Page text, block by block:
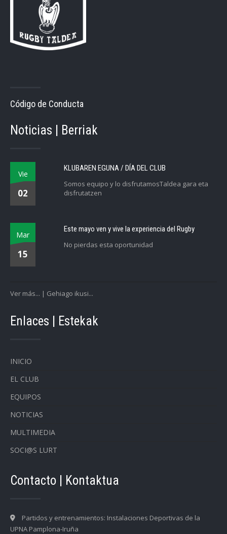
Código de Conducta
Noticias | Berriak
Vie
02
KLUBAREN EGUNA / DÍA DEL CLUB
Somos equipo y lo disfrutamosTaldea gara eta
disfrutatzen
Mar
15
Este mayo ven y vive la experiencia del Rugby
No pierdas esta oportunidad
Ver más... | Gehiago ikusi...
Enlaces | Estekak
INICIO
EL CLUB
EQUIPOS
NOTICIAS
MULTIMEDIA
SOCI@S LURT
Contacto | Kontaktua
Partidos y entrenamientos: Instalaciones Deportivas de la
UPNA Pamplona-Iruña